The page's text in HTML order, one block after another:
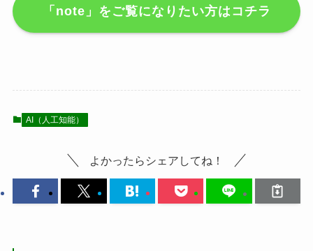
「note」をご覧になりたい方はコチラ
AI（人工知能）
よかったらシェアしてね！